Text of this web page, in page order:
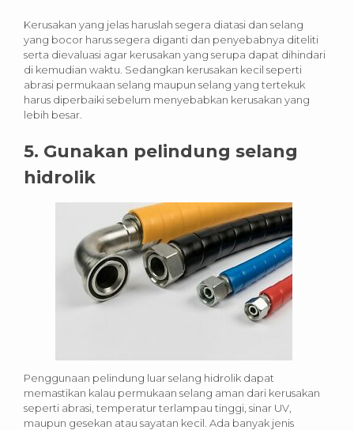
Kerusakan yang jelas haruslah segera diatasi dan selang
yang bocor harus segera diganti dan penyebabnya diteliti
serta dievaluasi agar kerusakan yang serupa dapat dihindari
di kemudian waktu. Sedangkan kerusakan kecil seperti
abrasi permukaan selang maupun selang yang tertekuk
harus diperbaiki sebelum menyebabkan kerusakan yang
lebih besar.
5. Gunakan pelindung selang
hidrolik
Penggunaan pelindung luar selang hidrolik dapat
memastikan kalau permukaan selang aman dari kerusakan
seperti abrasi, temperatur terlampau tinggi, sinar UV,
maupun gesekan atau sayatan kecil. Ada banyak jenis